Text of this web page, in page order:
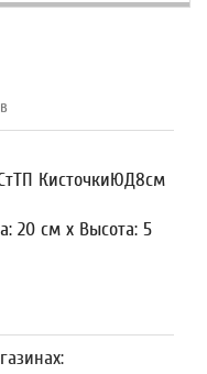
КисточкиЮД8см
20 см x Высота: 5